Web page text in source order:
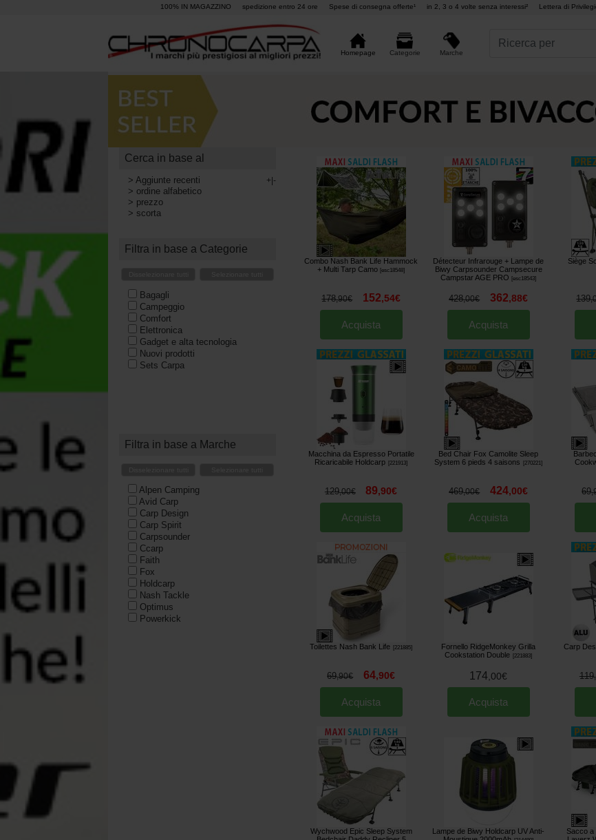
100% IN MAGAZZINO spedizione entro 24 ore Spese di consegna offerte¹ in 2, 3 o 4 volte senza interessi² Lettera di
Homepage Categorie Marche
Cerca in base al
> Aggiunte recenti +|-
> ordine alfabetico
> prezzo
> scorta
Filtra in base a Categorie
Bagagli
Campeggio
Comfort
Elettronica
Gadget e alta tecnologia
Nuovi prodotti
Sets Carpa
Filtra in base a Marche
Alpen Camping
Avid Carp
Carp Design
Carp Spirit
Carpsounder
Ccarp
Faith
Fox
Holdcarp
Nash Tackle
Optimus
Powerkick
Combo Nash Bank Life Hammock
+ Multi Tarp Camo [esc18548]
178,90€ 152,54€
Acquista
Détecteur Infrarouge + Lampe de
Biwy Carpsounder Campsecure
Campstar AGE PRO
[esc18543]
428,00€ 362,88€
Acquista
Siège
139,
Macchina da Espresso Portatile
Ricaricabile Holdcarp
221913]
129,00€ 89,90€
Acquista
Bed Chair Fox Camolite Sleep
System 6 pieds 4 saisons
270221]
469,00€ 424,00€
Acquista
69,
Toilettes Nash Bank Life 221885]
69,90€ 64,90€
Acquista
Fornello RidgeMonkey Grilla
Cookstation Double
221883]
174 00€
Acquista
Carp
119,
Wychwood Epic Sleep System
Lampe de Biwy Holdcarp UV Anti-
Sacco a